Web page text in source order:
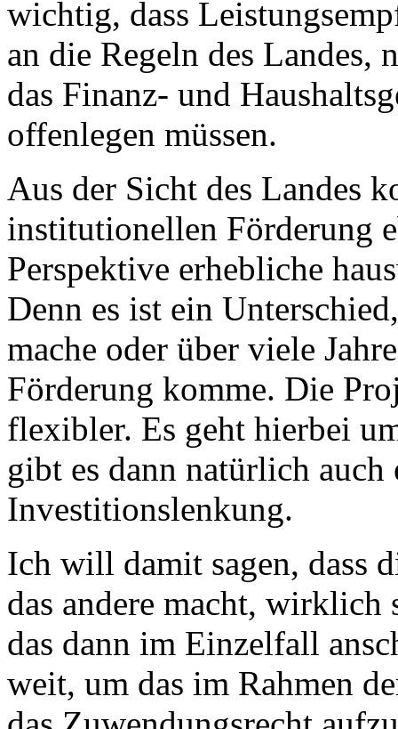
wichtig, dass
an die Regeln des Landes,
das Finanz- und
offenlegen müssen.
Aus der Sicht des Landes
institutionellen Förderung
Perspektive erhebliche
Denn es ist ein
mache oder über viele
Förderung komme. Die
flexibler. Es geht hierbei
gibt es dann natürlich
Investitionslenkung.
Ich will damit sagen, dass
das andere macht,
das dann im Einzelfall
weit, um das im Rahmen